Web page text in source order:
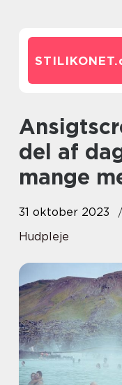
STILIKONET.
Ansigtscreme er en vigtig
del af
mange
31 oktober 2023
Hudpleje